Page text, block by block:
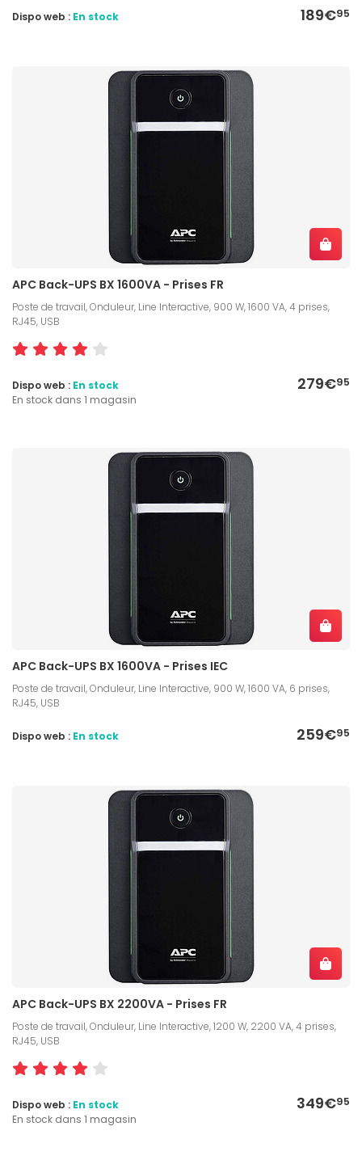
189€95
Dispo web : En stock
APC Back-UPS BX 1600VA - Prises FR
Poste de travail, Onduleur, Line Interactive, 900 W, 1600 VA, 4 prises,
RJ45, USB
279€95
Dispo web : En stock
En stock dans 1 magasin
APC Back-UPS BX 1600VA - Prises IEC
Poste de travail, Onduleur, Line Interactive, 900 W, 1600 VA, 6 prises,
RJ45, USB
259€95
Dispo web : En stock
APC Back-UPS BX 2200VA - Prises FR
Poste de travail, Onduleur, Line Interactive, 1200 W, 2200 VA, 4 prises,
RJ45, USB
349€95
Dispo web : En stock
En stock dans 1 magasin